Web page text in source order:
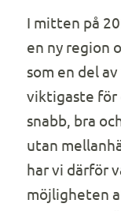
I mitten på
en ny region
som en del
viktigaste för
snabb, bra
utan
har vi därför
möjligheten